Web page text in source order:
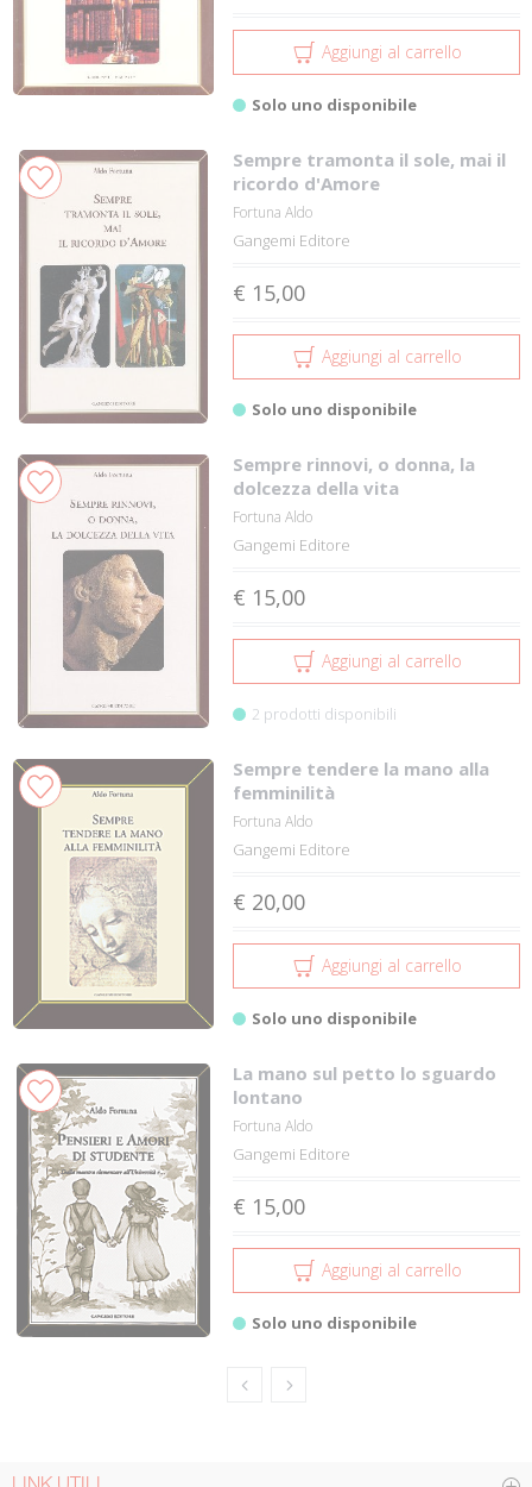
Aggiungi al carrello
Solo uno disponibile
Sempre tramonta il sole, mai il
ricordo d'Amore
Fortuna Aldo
Gangemi Editore
€ 15,00
Aggiungi al carrello
Solo uno disponibile
Sempre rinnovi, o donna, la
dolcezza della vita
Fortuna Aldo
Gangemi Editore
€ 15,00
Aggiungi al carrello
2 prodotti disponibili
Sempre tendere la mano alla
femminilità
Fortuna Aldo
Gangemi Editore
€ 20,00
Aggiungi al carrello
Solo uno disponibile
La mano sul petto lo sguardo
lontano
Fortuna Aldo
Gangemi Editore
€ 15,00
Aggiungi al carrello
Solo uno disponibile